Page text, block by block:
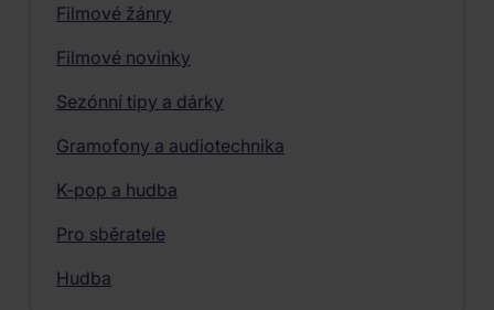
Filmové žánry
Filmové novinky
Sezónní tipy a dárky
Gramofony a audiotechnika
K-pop a hudba
Pro sběratele
Hudba